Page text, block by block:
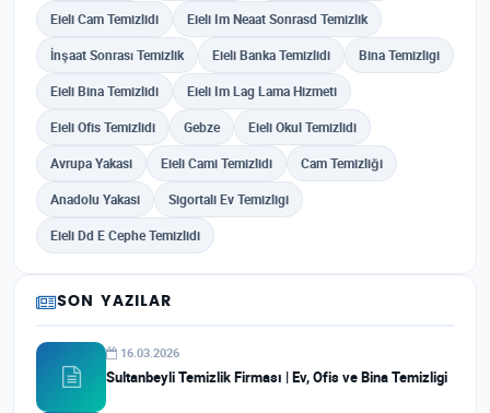
Eieli Cam Temizlidi Eieli Im Neaat Sonrasd Temizlik
İnşaat Sonrası Temizlik Eieli Banka Temizlidi Bina Temizligi
Eieli Bina Temizlidi Eieli Im Lag Lama Hizmeti
Eieli Ofis Temizlidi Gebze Eieli Okul Temizlidi
Avrupa Yakasi Eieli Cami Temizlidi Cam Temizliği
Anadolu Yakasi Sigortali Ev Temizligi
Eieli Dd E Cephe Temizlidi
SON YAZILAR
16.03.2026
Sultanbeyli Temizlik Firması | Ev, Ofis ve Bina Temizligi